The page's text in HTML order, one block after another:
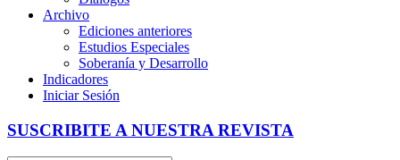
Archivo
Ediciones anteriores
Estudios Especiales
Soberanía y Desarrollo
Indicadores
Iniciar Sesión
SUSCRIBITE A NUESTRA REVISTA